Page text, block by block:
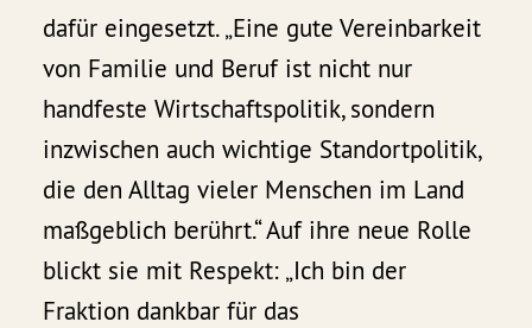
dafür eingesetzt. „Eine gute Vereinbarkeit
von Familie und Beruf ist nicht nur
handfeste Wirtschaftspolitik, sondern
inzwischen auch wichtige Standortpolitik,
die den Alltag vieler Menschen im Land
maßgeblich berührt.“ Auf ihre neue Rolle
blickt sie mit Respekt: „Ich bin der
Fraktion dankbar für das